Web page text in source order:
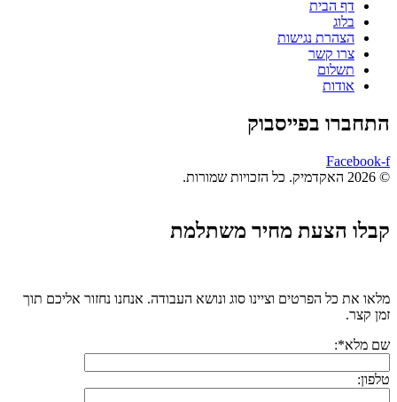
דף הבית
בלוג
הצהרת נגישות
צרו קשר
תשלום
אודות
התחברו בפייסבוק
Facebook-f
© 2026 האקדמיק. כל הזכויות שמורות.
קבלו הצעת מחיר משתלמת
מלאו את כל הפרטים וציינו סוג ונושא העבודה. אנחנו נחזור אליכם תוך
זמן קצר.
שם מלא*:
טלפון: